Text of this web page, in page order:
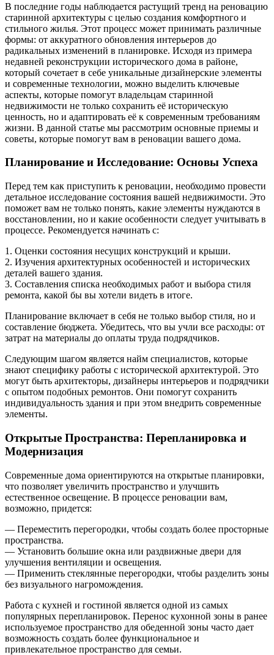
В последние годы наблюдается растущий тренд на реновацию
старинной архитектуры с целью создания комфортного и
стильного жилья. Этот процесс может принимать различные
формы: от аккуратного обновления интерьеров до
радикальных изменений в планировке. Исходя из примера
недавней реконструкции исторического дома в районе,
который сочетает в себе уникальные дизайнерские элементы
и современные технологии, можно выделить ключевые
аспекты, которые помогут владельцам старинной
недвижимости не только сохранить её историческую
ценность, но и адаптировать её к современным требованиям
жизни. В данной статье мы рассмотрим основные приемы и
советы, которые помогут вам в реновации вашего дома.
Планирование и Исследование: Основы Успеха
Перед тем как приступить к реновации, необходимо провести
детальное исследование состояния вашей недвижимости. Это
поможет вам не только понять, какие элементы нуждаются в
восстановлении, но и какие особенности следует учитывать в
процессе. Рекомендуется начинать с:
1. Оценки состояния несущих конструкций и крыши.
2. Изучения архитектурных особенностей и исторических
деталей вашего здания.
3. Составления списка необходимых работ и выбора стиля
ремонта, какой бы вы хотели видеть в итоге.
Планирование включает в себя не только выбор стиля, но и
составление бюджета. Убедитесь, что вы учли все расходы: от
затрат на материалы до оплаты труда подрядчиков.
Следующим шагом является найм специалистов, которые
знают специфику работы с исторической архитектурой. Это
могут быть архитекторы, дизайнеры интерьеров и подрядчики
с опытом подобных ремонтов. Они помогут сохранить
индивидуальность здания и при этом внедрить современные
элементы.
Открытые Пространства: Перепланировка и
Модернизация
Современные дома ориентируются на открытые планировки,
что позволяет увеличить пространство и улучшить
естественное освещение. В процессе реновации вам,
возможно, придется:
— Переместить перегородки, чтобы создать более просторные
пространства.
— Установить большие окна или раздвижные двери для
улучшения вентиляции и освещения.
— Применить стеклянные перегородки, чтобы разделить зоны
без визуального нагромождения.
Работа с кухней и гостиной является одной из самых
популярных перепланировок. Перенос кухонной зоны в ранее
используемое пространство для обеденной зоны часто дает
возможность создать более функциональное и
привлекательное пространство для семьи.